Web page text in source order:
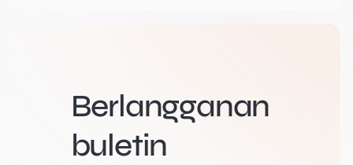
Berlangganan
buletin